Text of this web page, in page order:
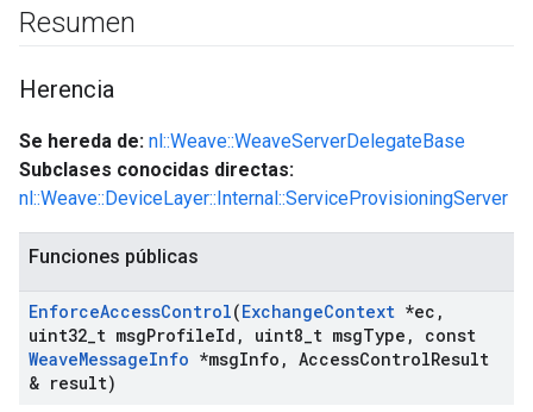
Resumen
Herencia
Se hereda de: nl::Weave::WeaveServerDelegateBase
Subclases conocidas directas:
nl::Weave::DeviceLayer::Internal::ServiceProvisioningServer
Funciones públicas
EnforceAccessControl(ExchangeContext *ec ,
uint32 t msgProfileId , uint8 t msgType ,
const
WeaveMessageInfo *msgInfo , AccessControlResult
& result)